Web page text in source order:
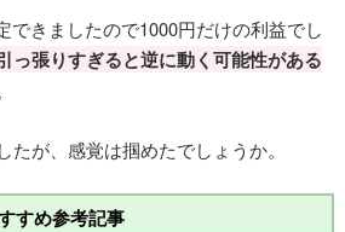
できましたので1000円だけの利益でし
っ張りすぎると逆に動く可能性がある
が、感覚は掴めたでしょうか。
すめ参考記事